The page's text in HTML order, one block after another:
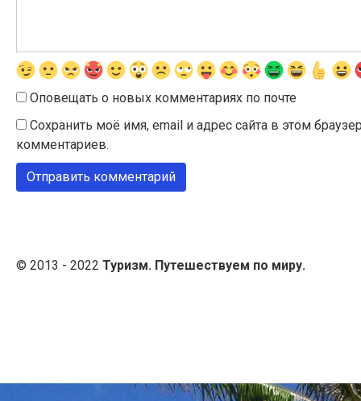
Оповещать о новых комментариях по почте
Сохранить моё имя, email и адрес сайта в этом
комментариев.
© 2013 - 2022 Туризм. Путешествуем по миру.